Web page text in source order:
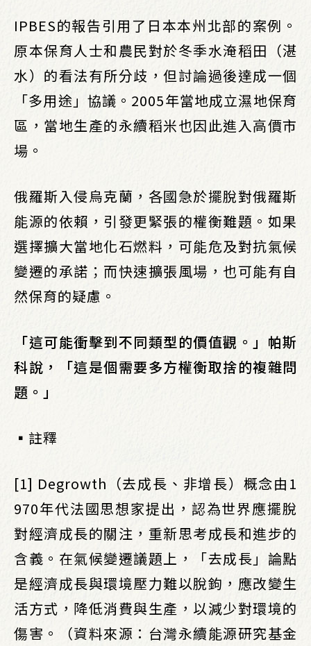
IPBES的報告引用了日本本州北部的案例。
原本保育人士和農民對於冬季水淹稻田（湛
水）的看法有所分歧，但討論過後達成一個
「多用途」協議。2005年當地成立濕地保育
區，當地生產的永續稻米也因此進入高價市
場。
俄羅斯入侵烏克蘭，各國急於擺脫對俄羅斯
能源的依賴，引發更緊張的權衡難題。如果
選擇擴大當地化石燃料，可能危及對抗氣候
變遷的承諾；而快速擴張風場，也可能有自
然保育的疑慮。
「這可能衝擊到不同類型的價值觀。」帕斯
科說，「這是個需要多方權衡取捨的複雜問
題。」
▪︎註釋
[1] Degrowth（去成長、非增長）概念由1
970年代法國思想家提出，認為世界應擺脫
對經濟成長的關注，重新思考成長和進步的
含義。在氣候變遷議題上，「去成長」論點
是經濟成長與環境壓力難以脫鉤，應改變生
活方式，降低消費與生產，以減少對環境的
傷害。（資料來源：台灣永續能源研究基金